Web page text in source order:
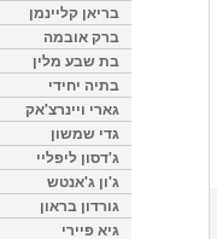
בריאן קליינמן
ברק אובמה
בת שבע מלין
בתיה יחידי
גארי ויינרצ'אק
גדי שמשון
ג'דסון ליפליי
ג'ון ג'אנטש
גורדון בראון
גיא פיירי